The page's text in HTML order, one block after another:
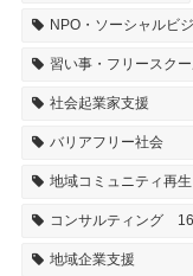
NPO・ソーシャルビ
習い事・フリースク
社会起業家支援
バリアフリー社会
地域コミュニティ再生
コンサルティング 16
地域企業支援